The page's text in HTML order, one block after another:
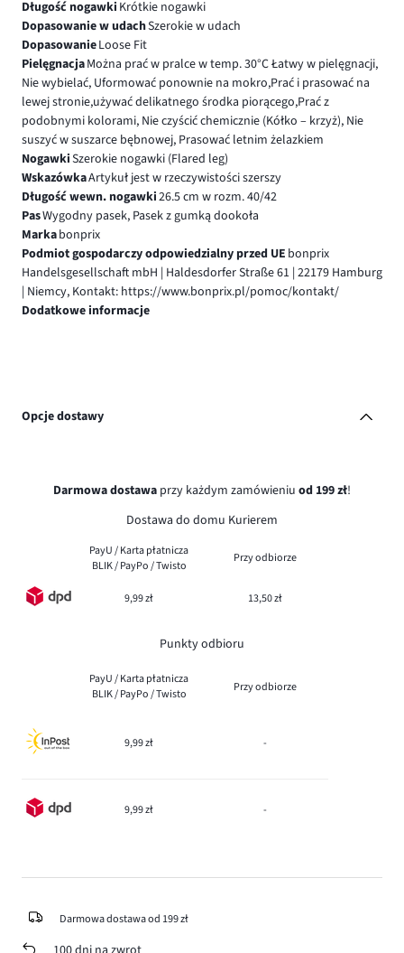
Długość nogawki Krótkie nogawki
Dopasowanie w udachSzerokie w udach
DopasowanieLoose Fit
PielęgnacjaMożna prać w pralce w temp. 30°C Łatwy w pielęgnacji,
Nie wybielać, Uformować ponownie na mokro,Prać i prasować na
lewej stronie,używać delikatnego środka piorącego,Prać z
podobnymi kolorami, Nie czyścić chemicznie (Kółko – krzyż), Nie
suszyć w suszarce bębnowej, Prasować letnim żelazkiem
NogawkiSzerokie nogawki (Flared leg)
WskazówkaArtykuł jest w rzeczywistości szerszy
Długość wewn. nogawki26.5 cm w rozm. 40/42
PasWygodny pasek, Pasek z gumką dookoła
Markabonprix
Podmiot gospodarczy odpowiedzialny przed UE bonprix
Handelsgesellschaft mbH | Haldesdorfer Straße 61 | 22179 Hamburg
| Niemcy, Kontakt: https://www.bonprix.pl/pomoc/kontakt/
Dodatkowe informacje
Opcje dostawy
Darmowa dostawa przy każdym zamówieniu od 199 zł!
Dostawa do domu Kurierem
PayU / Karta płatnicza
BLIK / PayPo / Twisto
Przy odbiorze
9,99 zł 13,50 zł
Punkty odbioru
PayU / Karta płatnicza
BLIK / PayPo / Twisto
Przy odbiorze
9,99 zł -
9,99 zł -
Darmowa dostawa od 199 zł